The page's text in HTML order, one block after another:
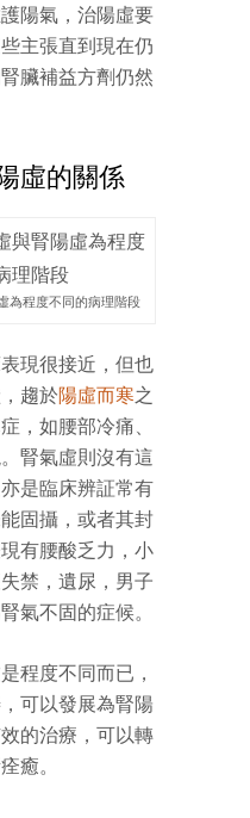
陽氣，治陽虛要
主張直到現在仍
臟補益方劑仍然
虛的關係
為程度不同的病理階段
現很接近，但也
趨於陽虛而寒之
，如腰部冷痛、
腎氣虛則沒有這
是臨床辨証常有
固攝，或者其封
有腰酸乏力，小
禁，遺尿，男子
氣不固的症候。
程度不同而已，
可以發展為腎陽
的治療，可以轉
癒。